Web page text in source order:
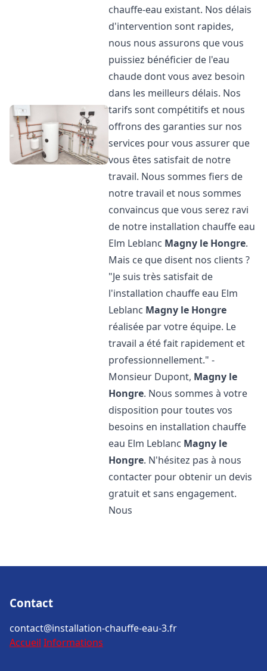
chauffe-eau existant. Nos délais
d'intervention sont rapides,
nous nous assurons que vous
puissiez bénéficier de l'eau
chaude dont vous avez besoin
dans les meilleurs délais. Nos
tarifs sont compétitifs et nous
offrons des garanties sur nos
services pour vous assurer que
vous êtes satisfait de notre
travail. Nous sommes fiers de
notre travail et nous sommes
convaincus que vous serez ravi
de notre installation chauffe eau
Elm Leblanc Magny le Hongre.
Mais ce que disent nos clients ?
"Je suis très satisfait de
l'installation chauffe eau Elm
Leblanc Magny le Hongre
réalisée par votre équipe. Le
travail a été fait rapidement et
professionnellement." -
Monsieur Dupont, Magny le
Hongre. Nous sommes à votre
disposition pour toutes vos
besoins en installation chauffe
eau Elm Leblanc Magny le
Hongre. N'hésitez pas à nous
contacter pour obtenir un devis
gratuit et sans engagement.
Nous
Contact
contact@installation-chauffe-eau-3.fr
Accueil Informations